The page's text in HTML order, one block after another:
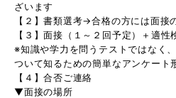
ざいます
【２】書類選考→合格の方には面接
【３】面接（１～２回予定）＋適性
※知識や学力を問うテストではなく
ついて知るための簡単なアンケート
【４】合否ご連絡
▼面接の場所